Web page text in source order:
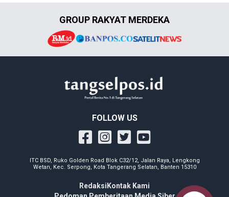
GROUP RAKYAT MERDEKA
FOLLOW US
ITC BSD, Ruko Golden Road Blok C32/12, Jalan Raya, Lengkong
Wetan, Kec. Serpong, Kota Tangerang Selatan, Banten 15310
Redaksi Kontak Kami